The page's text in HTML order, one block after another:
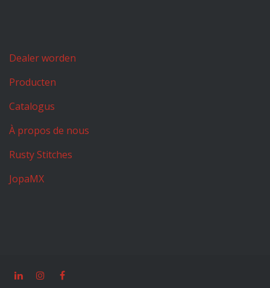
Dealer worden
Producten
Catalogus
À propos de nous
Rusty Stitches
JopaMX